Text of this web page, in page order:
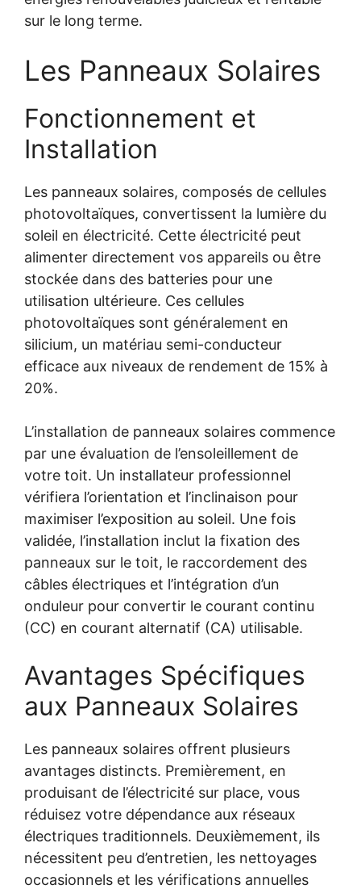
sur le long terme.
Les Panneaux Solaires
Fonctionnement et
Installation
Les panneaux solaires, composés de cellules
photovoltaïques, convertissent la lumière du
soleil en électricité. Cette électricité peut
alimenter directement vos appareils ou être
stockée dans des batteries pour une
utilisation ultérieure. Ces cellules
photovoltaïques sont généralement en
silicium, un matériau semi-conducteur
efficace aux niveaux de rendement de 15% à
20%.
L’installation de panneaux solaires commence
par une évaluation de l’ensoleillement de
votre toit. Un installateur professionnel
vérifiera l’orientation et l’inclinaison pour
maximiser l’exposition au soleil. Une fois
validée, l’installation inclut la fixation des
panneaux sur le toit, le raccordement des
câbles électriques et l’intégration d’un
onduleur pour convertir le courant continu
(CC) en courant alternatif (CA) utilisable.
Avantages Spécifiques
aux Panneaux Solaires
Les panneaux solaires offrent plusieurs
avantages distincts. Premièrement, en
produisant de l’électricité sur place, vous
réduisez votre dépendance aux réseaux
électriques traditionnels. Deuxièmement, ils
nécessitent peu d’entretien, les nettoyages
occasionnels et les vérifications annuelles